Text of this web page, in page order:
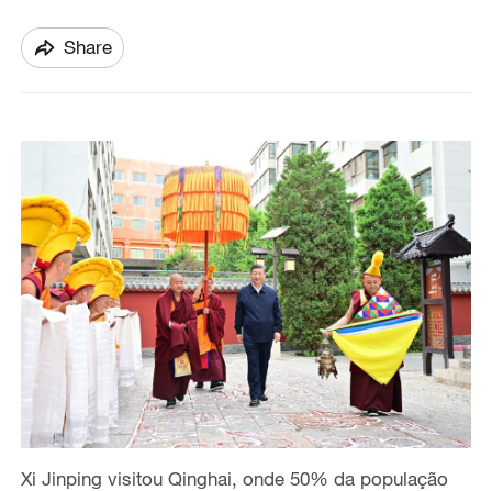
Share
Xi Jinping visitou Qinghai, onde 50% da população